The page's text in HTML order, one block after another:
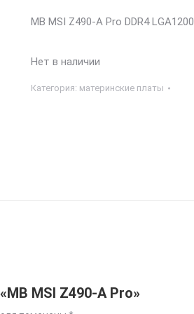
MB MSI Z490-A Pro DDR4 LGA1200
Нет в наличии
Категория: материнские платы
MSI Z490-A Pro»